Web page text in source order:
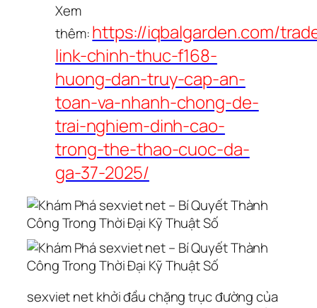
Xem
thêm:https://iqbalgarden.com/
link-chinh-thuc-f168-
huong-dan-truy-cap-an-
toan-va-nhanh-chong-de-
trai-nghiem-dinh-cao-
trong-the-thao-cuoc-da-
ga-37-2025/
sexviet net khởi đầu chặng trục đường của